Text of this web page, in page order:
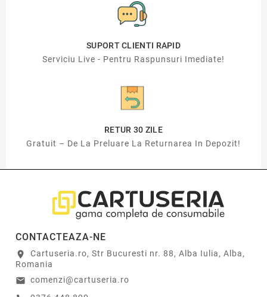
SUPORT CLIENTI RAPID
Serviciu Live - Pentru Raspunsuri Imediate!
RETUR 30 ZILE
Gratuit – De La Preluare La Returnarea In Depozit!
CONTACTEAZA-NE
location_on
Cartuseria.ro, Str Bucuresti nr. 88, Alba Iulia, Alba,
Romania
email comenzi@cartuseria.ro